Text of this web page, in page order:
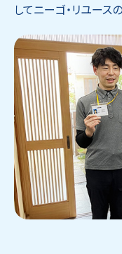
してニーゴ・リユース